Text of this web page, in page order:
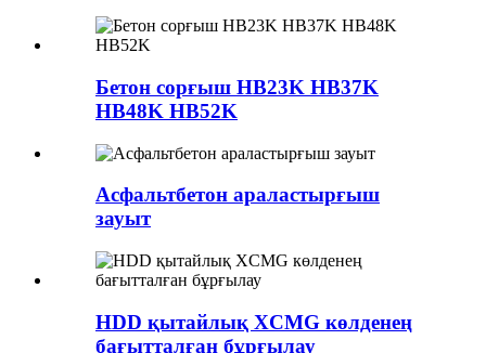
Бетон сорғыш HB23K HB37K
HB48K HB52K
Асфальтбетон араластырғыш
зауыт
HDD қытайлық XCMG көлденең
бағытталған бұрғылау